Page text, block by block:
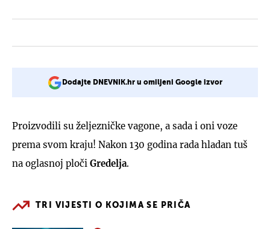
Dodajte DNEVNIK.hr u omiljeni Google izvor
Proizvodili su željezničke vagone, a sada i oni voze
prema svom kraju! Nakon 130 godina rada hladan tuš
na oglasnoj ploči Gredelja.
TRI VIJESTI O KOJIMA SE PRIČA